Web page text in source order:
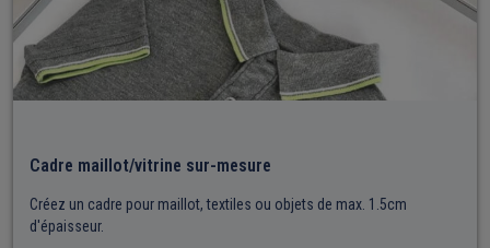
Cadre maillot/vitrine sur-mesure​
Créez un cadre pour maillot, textiles ou objets de max. 1.5cm
d'épaisseur.